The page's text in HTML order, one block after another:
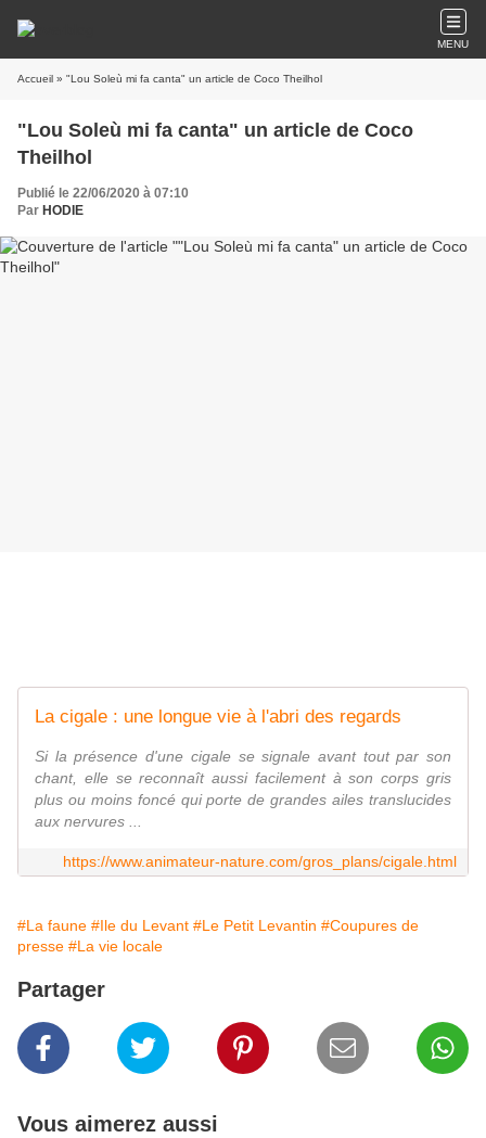
MENU
Accueil » "Lou Soleù mi fa canta" un article de Coco Theilhol
"Lou Soleù mi fa canta" un article de Coco
Theilhol
Publié le 22/06/2020 à 07:10
Par HODIE
La cigale : une longue vie à l'abri des regards
Si la présence d'une cigale se signale avant tout par son
chant, elle se reconnaît aussi facilement à son corps gris
plus ou moins foncé qui porte de grandes ailes translucides
aux nervures ...
https://www.animateur-nature.com/gros_plans/cigale.html
#La faune #Ile du Levant #Le Petit Levantin #Coupures de
presse #La vie locale
Partager
Vous aimerez aussi